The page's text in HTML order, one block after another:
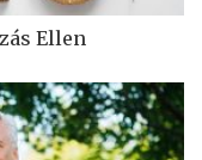
Ellen